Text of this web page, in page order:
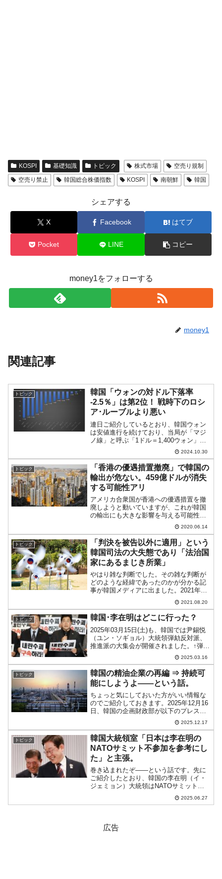
KOSPI 基礎知識 トピック 株式市場
空売り規制
空売り禁止
韓国総合株価指数 KOSPI 南朝鮮 韓国
シェアする
X Facebook はてブ
Pocket LINE コピー
money1をフォローする
money1
関連記事
トピック
韓国「ウォンの対ドル下落率
-2.5％」は第2位！ 戦時下のロシ
ア･ルーブルより悪い
連日ご紹介しているとおり、韓国ウォン
は安値進行を続けており、当局が「マジ
ノ線」と呼ぶ「1ドル＝1,400ウォン」に
近づいています。外為当局もウォン安阻
止に動いているものと見られますが、な
かなか止めるのが難しい状況です。なに
せドルがどんどん強...
2024.10.30
トピック
「香港の優遇措置撤廃」で韓国の
輸出が危ない。459億ドルが消失
する可能性アリ
アメリカ合衆国が香港への優遇措置を撤
廃しようと動いていますが、これが韓国
の輸出にも大きな影響を与える可能性が
あります。韓国は輸出一本で持っている
国ですので、輸出が減少すると国が傾き
ます。金額の多い「韓国の輸出相手国」
Top5は以下のようにな...
2020.06.14
トピック
「判決を被告以外に適用」という
韓国司法の大失態であり「法治国
家にあるまじき所業」
やはり雑な判断でした。その雑な判断が
どのような経緯であったのかが分かる記
事が韓国メディアに出ました。2021年08
月20日、韓国メディア『中央日報（日本
語版）』に呆れるような記事が出ていま
す。タイトルが「LSエムトロン『三菱重
工業のお金では...
2021.08.20
トピック 韓国･李在明はどこに行った？
2025年03月15日(土)も、韓国では尹錫悦
（ユン・ソギョル）大統領弾劾反対派、
推進派の大集会が開催されました。↑弾劾
反対派の大集会です。憲法裁判所の弾劾
訴追についての判断がまだ出ていませ
ん。先にご紹介したとおり、次週以降に
持ち越しです。...
2025.03.16
トピック
韓国の精油企業の再編 ⇒ 持続可
能にしようよ――という話。
ちょっと気にしておいた方がいい情報な
のでご紹介しておきます。2025年12月16
日、韓国の企画財政部が以下のプレスリ
リースを出しました。タイトルは「精油
産業の戦略的転換と持続可能な成長の議
論」です。⇒参照・引用元：『韓国 企画
財政部』公式サ...
2025.12.17
トピック
韓国大統領室「日本は李在明の
NATOサミット不参加を参考にし
た」と主張。
巻き込まれたぞ――という話です。先に
ご紹介したとおり、韓国の李在明（イ・
ジェミョン）大統領はNATOサミットに
不参加とし、打代理で「コウモリ外交の
旗振り役」を参加させました。日本の石
2025.06.27
広告